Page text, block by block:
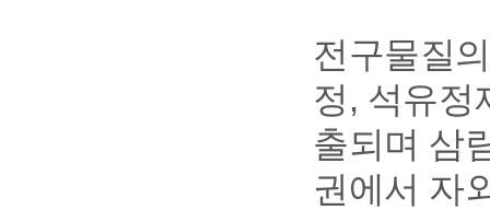
전구물질
정, 석유정
출되며 삼
권에서 자